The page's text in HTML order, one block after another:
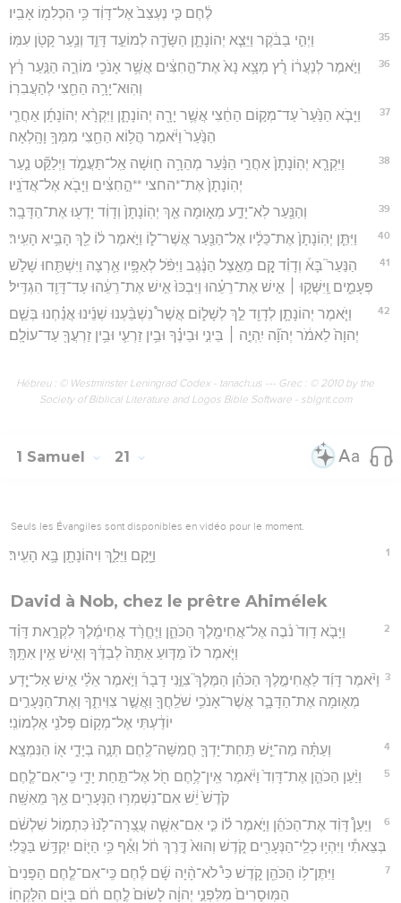
לֶ֔חֶם כִּ֤י נֶעְצַב֙ אֶל־דָּוִ֔ד כִּ֥י הִכְלִמ֖וֹ אָבִֽיו׃
35 וַיְהִ֣י בַבֹּ֔קֶר וַיֵּצֵ֧א יְהוֹנָתָ֛ן הַשָּׂדֶ֖ה לְמוֹעֵ֣ד דָּוִ֑ד וְנַ֥עַר קָטֹ֖ן עִמּֽוֹ׃
36
וַיֹּ֣אמֶר לְנַעֲר֔וֹ רֻ֗ץ מְצָ֥א נָא֙ אֶת־הַ֣חִצִּ֔ים אֲשֶׁ֥ר אָנֹכִ֖י מוֹרֶ֑ה הַנַּ֣עַר רָ֔ץ
וְהֽוּא־יָרָ֥ה הַחֵ֖צִי לְהַעֲבִרֽוֹ׃
37
וַיָּבֹ֤א הַנַּ֙עַר֙ עַד־מְק֣וֹם הַחֵ֔צִי אֲשֶׁ֥ר יָרָ֖ה יְהוֹנָתָ֑ן וַיִּקְרָ֨א יְהוֹנָתָ֜ן אַחֲרֵ֤י
הַנַּ֙עַר֙ וַיֹּ֔אמֶר הֲל֥וֹא הַחֵ֖צִי מִמְּךָ֥ וָהָֽלְאָה׃
38
וַיִּקְרָ֤א יְהֽוֹנָתָן֙ אַחֲרֵ֣י הַנַּ֔עַר מְהֵרָ֥ה ח֖וּשָׁה אַֽל־תַּעֲמֹ֑ד וַיְלַקֵּ֞ט נַ֤עַר
יְהֽוֹנָתָן֙ אֶת־*החצי **הַ֣חִצִּ֔ים וַיָּבֹ֖א אֶל־אֲדֹנָֽיו׃
39 וְהַנַּ֖עַר לֹֽא־יָדַ֣ע מְא֑וּמָה אַ֤ךְ יְהֽוֹנָתָן֙ וְדָוִ֔ד יָדְע֖וּ אֶת־הַדָּבָֽר׃
40 וַיִּתֵּ֤ן יְהֽוֹנָתָן֙ אֶת־כֵּלָ֔יו אֶל־הַנַּ֖עַר אֲשֶׁר־ל֑וֹ וַיֹּ֣אמֶר ל֔וֹ לֵ֖ךְ הָבֵ֥יא הָעִֽיר׃
41
הַנַּעַר֮ בָּא֒ וְדָוִ֗ד קָ֚ם מֵאֵ֣צֶל הַנֶּ֔גֶב וַיִּפֹּ֨ל לְאַפָּ֥יו אַ֛רְצָה וַיִּשְׁתַּ֖חוּ שָׁלֹ֣שׁ
פְּעָמִ֑ים וַֽיִּשְּׁק֣וּ ׀ אִ֣ישׁ אֶת־רֵעֵ֗הוּ וַיִּבְכּוּ֙ אִ֣ישׁ אֶת־רֵעֵ֔הוּ עַד־דָּוִ֖ד הִגְדִּֽיל׃
42
וַיֹּ֧אמֶר יְהוֹנָתָ֛ן לְדָוִ֖ד לֵ֣ךְ לְשָׁל֑וֹם אֲשֶׁר֩ נִשְׁבַּ֨עְנוּ שְׁנֵ֜ינוּ אֲנַ֗חְנוּ בְּשֵׁ֤ם
יְהוָה֙ לֵאמֹ֔ר יְהוָ֞ה יִֽהְיֶ֣ה ׀ בֵּינִ֣י וּבֵינֶ֗ךָ וּבֵ֥ין זַרְעִ֛י וּבֵ֥ין זַרְעֲךָ֖ עַד־עוֹלָֽם׃
Hébreu : © Westminster Leningrad Codex - tanach.us --- Grec : © 2010 by the
Society of Biblical Literature and Logos Bible Software - sblgnt.com
1 Samuel 21
Seuls les Évangiles sont disponibles en vidéo pour le moment.
1 וַיָּ֖קָם וַיֵּלַ֑ךְ וִיהוֹנָתָ֖ן בָּ֥א הָעִֽיר׃
David à Nob, chez le prêtre Ahimélek
2
וַיָּבֹ֤א דָוִד֙ נֹ֔בֶה אֶל־אֲחִימֶ֖לֶךְ הַכֹּהֵ֑ן וַיֶּחֱרַ֨ד אֲחִימֶ֜לֶךְ לִקְרַ֣את דָּוִ֗ד
וַיֹּ֤אמֶר לוֹ֙ מַדּ֤וּעַ אַתָּה֙ לְבַדֶּ֔ךָ וְאִ֖ישׁ אֵ֥ין אִתָּֽךְ׃
3 וַיֹּ֨אמֶר דָּוִ֜ד לַאֲחִימֶ֣לֶךְ הַכֹּהֵ֗ן הַמֶּלֶךְ֮ צִוַּ֣נִי דָבָר֒ וַיֹּ֣אמֶר אֵלַ֗י אִ֣ישׁ אַל־יֵ֧דַע
מְא֛וּמָה אֶת־הַדָּבָ֛ר אֲשֶׁר־אָנֹכִ֥י שֹׁלֵֽחֲךָ֖ וַאֲשֶׁ֣ר צִוִּיתִ֑ךָ וְאֶת־הַנְּעָרִ֣ים
יוֹדַ֔עְתִּי אֶל־מְק֥וֹם פְּלֹנִ֖י אַלְמוֹנִֽי׃
4 וְעַתָּ֗ה מַה־יֵּ֧שׁ תַּֽחַת־יָדְךָ֛ חֲמִשָּׁה־לֶ֖חֶם תְּנָ֣ה בְיָדִ֑י א֖וֹ הַנִּמְצָֽא׃
5
וַיַּ֨עַן הַכֹּהֵ֤ן אֶת־דָּוִד֙ וַיֹּ֔אמֶר אֵֽין־לֶ֥חֶם חֹ֖ל אֶל־תַּ֣חַת יָדִ֑י כִּֽי־אִם־לֶ֤חֶם
קֹ֙דֶשׁ֙ יֵ֔שׁ אִם־נִשְׁמְר֥וּ הַנְּעָרִ֖ים אַ֥ךְ מֵאִשָּֽׁה׃
6
וַיַּעַן֩ דָּוִ֨ד אֶת־הַכֹּהֵ֜ן וַיֹּ֣אמֶר ל֗וֹ כִּ֣י אִם־אִשָּׁ֤ה עֲצֻֽרָה־לָ֙נוּ֙ כִּתְמ֣וֹל שִׁלְשֹׁ֔ם
בְּצֵאתִ֕י וַיִּהְי֥וּ כְלֵֽי־הַנְּעָרִ֖ים קֹ֑דֶשׁ וְהוּא֙ דֶּ֣רֶךְ חֹ֔ל וְאַ֕ף כִּ֥י הַיּ֖וֹם יִקְדַּ֥שׁ בַּכֶּֽלִי׃
7
וַיִּתֶּן־ל֥וֹ הַכֹּהֵ֖ן קֹ֑דֶשׁ כִּי֩ לֹא־הָ֨יָה שָׁ֜ם לֶ֗חֶם כִּֽי־אִם־לֶ֤חֶם הַפָּנִים֙
הַמּֽוּסָרִים֙ מִלִּפְנֵ֣י יְהוָ֔ה לָשׂוּם֙ לֶ֣חֶם חֹ֔ם בְּי֖וֹם הִלָּקְחֽוֹ׃